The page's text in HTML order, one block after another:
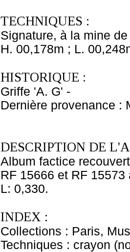
TECHNIQUES :
Signature, à la mine
H. 00,178m ; L.
HISTORIQUE :
Griffe 'A. G' -
Dernière provenance :
DESCRIPTION DE
Album factice
RF 15666 et RF
L: 0,330.
INDEX :
Collections : Paris,
Techniques : crayon